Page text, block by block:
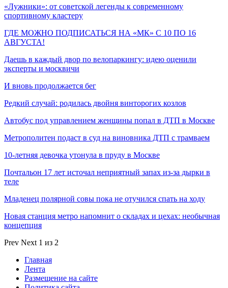
«Лужники»: от советской легенды к современному
спортивному кластеру
ГДЕ МОЖНО ПОДПИСАТЬСЯ НА «МК» С 10 ПО 16
АВГУСТА!
Даешь в каждый двор по велопаркингу: идею оценили
эксперты и москвичи
И вновь продолжается бег
Редкий случай: родилась двойня винторогих козлов
Автобус под управлением женщины попал в ДТП в Москве
Метрополитен подаст в суд на виновника ДТП с трамваем
10-летняя девочка утонула в пруду в Москве
Почтальон 17 лет источал неприятный запах из-за дырки в
теле
Младенец полярной совы пока не отучился спать на ходу
Новая станция метро напомнит о складах и цехах: необычная
концепция
Prev Next 1 из 2
Главная
Лента
Размещение на сайте